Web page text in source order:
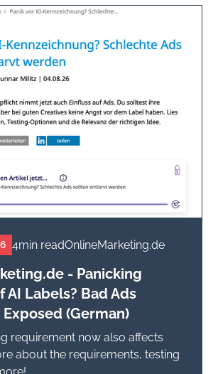
4min readOnlineMarketing.de
- Panicking
AI Labels? Bad Ads
(German)
requirement now also affects
about the requirements, testing